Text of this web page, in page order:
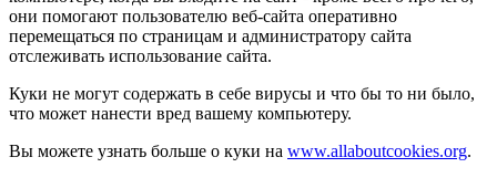
они помогают пользователю веб-сайта оперативно
перемещаться по страницам и администратору сайта
отслеживать использование сайта.
Куки не могут содержать в себе вирусы и что бы то ни было,
что может нанести вред вашему компьютеру.
Вы можете узнать больше о куки на www.allaboutcookies.org.